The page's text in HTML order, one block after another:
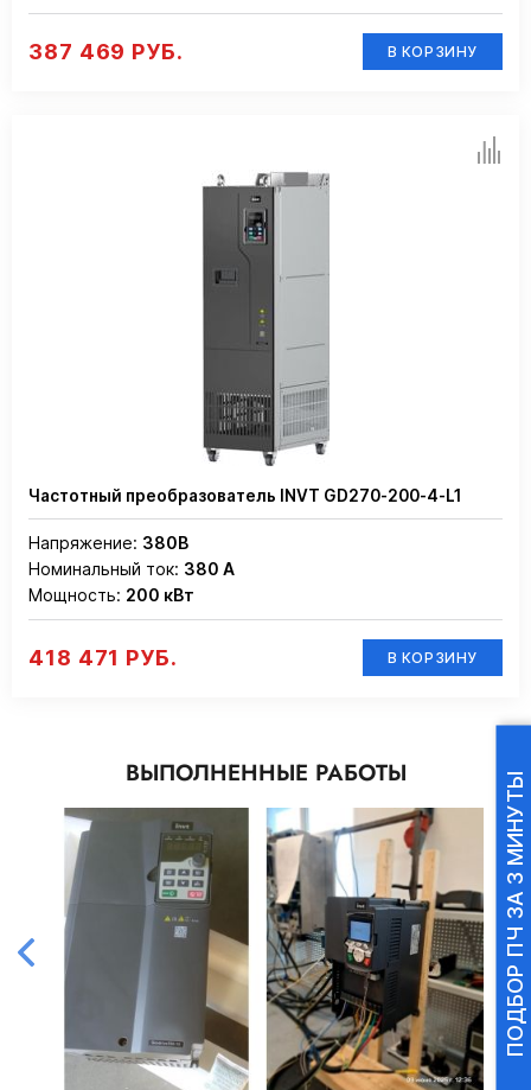
387 469 РУБ. В КОРЗИНУ
Частотный преобразователь INVT GD270-200-4-L1
Напряжение: 380В
Номинальный ток: 380 А
Мощность: 200 кВт
418 471 РУБ. В КОРЗИНУ
ВЫПОЛНЕННЫЕ РАБОТЫ ПОДБОР ПЧ ЗА 3 МИНУТЫ